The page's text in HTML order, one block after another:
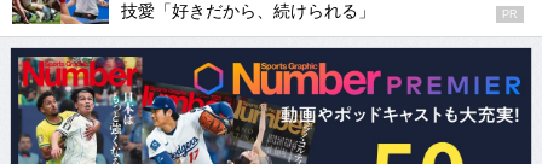
技愛「好きだから、続けられる」
PR